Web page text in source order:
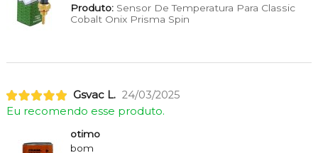
Produto:Sensor De Temperatura Para Classic
Cobalt Onix Prisma Spin
Gsvac L. 24/03/2025
Eu recomendo esse produto.
otimo
bom